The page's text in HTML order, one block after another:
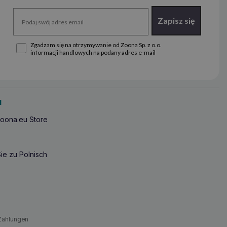
Zapisz się
Zgadzam się na otrzymywanie od Zoona Sp. z o.o.
informacji handlowych na podany adres e-mail
Store
zu Polnisch